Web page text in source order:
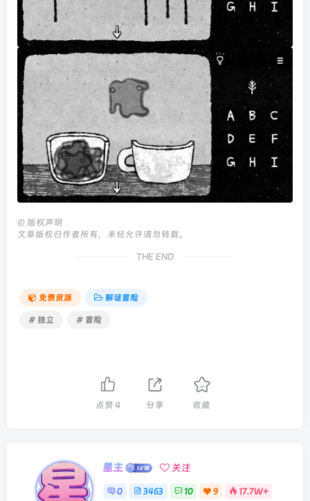
© 版权声明
文章版权归作者所有，未经允许请勿转载。
THE END
免费资源 解谜冒险
# 独立 # 冒险
点赞 4 分享 收藏
星主 关注
0 3463 10 9 17.7W+